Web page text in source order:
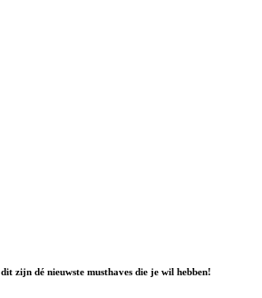
zijn dé nieuwste musthaves die je wil hebben!